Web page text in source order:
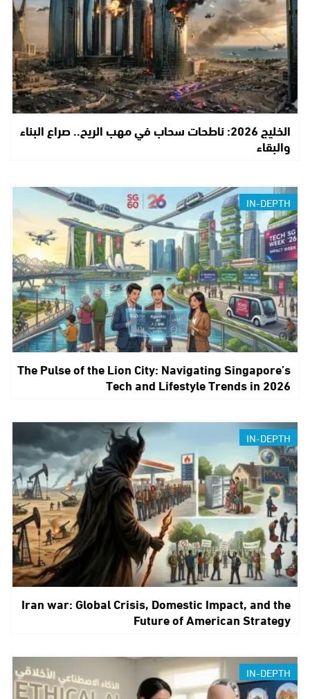
الخليج 2026: ناطحات سحاب في مهب الريح.. صراع البناء
والبقاء
IN-DEPTH
The Pulse of the Lion City: Navigating Singapore’s
Tech and Lifestyle Trends in 2026
IN-DEPTH
Iran war: Global Crisis, Domestic Impact, and the
Future of American Strategy
IN-DEPTH